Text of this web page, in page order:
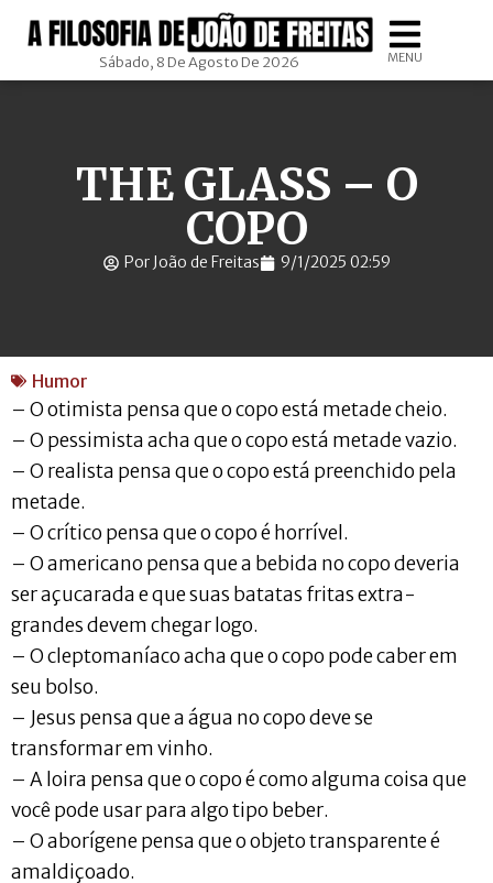
Sábado, 8 De Agosto De 2026 MENU
THE GLASS – O
COPO
Por João de Freitas 9/1/2025 02:59
Humor
– O otimista pensa que o copo está metade cheio.
– O pessimista acha que o copo está metade vazio.
– O realista pensa que o copo está preenchido pela
metade.
– O crítico pensa que o copo é horrível.
– O americano pensa que a bebida no copo deveria
ser açucarada e que suas batatas fritas extra-
grandes devem chegar logo.
– O cleptomaníaco acha que o copo pode caber em
seu bolso.
– Jesus pensa que a água no copo deve se
transformar em vinho.
– A loira pensa que o copo é como alguma coisa que
você pode usar para algo tipo beber.
– O aborígene pensa que o objeto transparente é
amaldiçoado.